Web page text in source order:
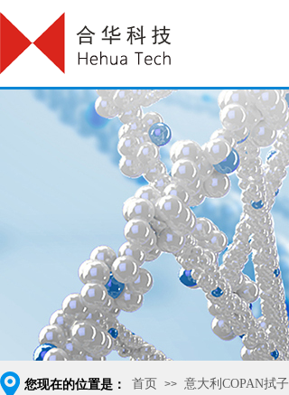
您现在的位置是： 首页 >> 意大利COPAN拭子